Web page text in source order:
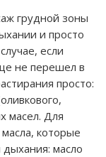
грудной зоны
и просто
если
не перешел в
просто:
масел. Для
которые
масло